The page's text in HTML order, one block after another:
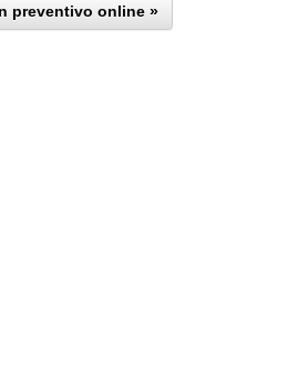
preventivo online »